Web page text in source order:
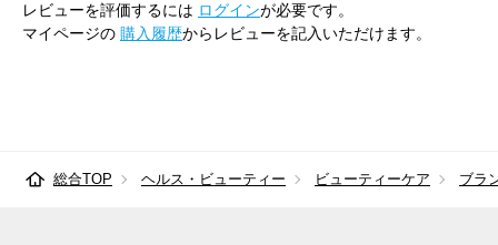
レビューを評価するには ログインが必要です。
マイページの 購入履歴からレビューを記入いただけます。
総合TOP ヘルス・ビューティー ビューティーケア ブラ